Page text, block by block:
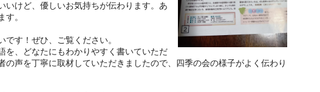
いけど、優しいお気持ちが伝わります。あ
す。
です！ぜひ、ご覧ください。
を、どなたにもわかりやすく書いていただ
の声を丁寧に取材していただきましたので、四季の会の様子がよく伝わり